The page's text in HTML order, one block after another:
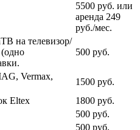
5500 руб. или
аренда 249
руб./мес.
на телевизор/
(одно
500 руб.
Vermax,
1500 руб.
Eltex
1800 руб.
500 руб.
500 руб.